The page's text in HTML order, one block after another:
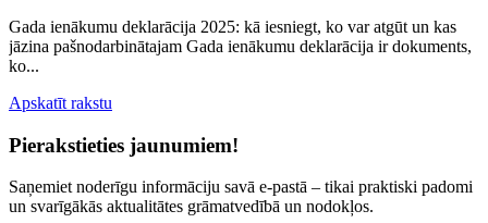
Gada ienākumu deklarācija 2025: kā iesniegt, ko var atgūt un kas
jāzina pašnodarbinātajam Gada ienākumu deklarācija ir dokuments,
ko...
Apskatīt rakstu
Pierakstieties jaunumiem!
Saņemiet noderīgu informāciju savā e-pastā – tikai praktiski padomi
un svarīgākās aktualitātes grāmatvedībā un nodokļos.